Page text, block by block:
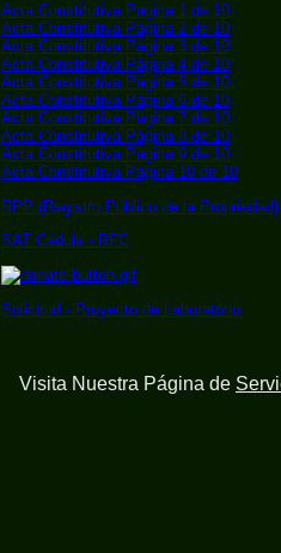
Acta Constitutiva Página 1 de 10
Acta Constitutiva Página 2 de 10
Acta Constitutiva Página 3 de 10
Acta Constitutiva Página 4 de 10
Acta Constitutiva Página 5 de 10
Acta Constitutiva Página 6 de 10
Acta Constitutiva Página 7 de 10
Acta Constitutiva Página 8 de 10
Acta Constitutiva Página 9 de 10
Acta Constitutiva Página 10 de 10
RPP (Registro Público de la Propriedad)
SAT Cédula - RFC
Solicitud - Proyecto de Laboratorio
Visita Nuestra Página de